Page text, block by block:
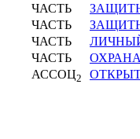
ЧАСТЬ
ЧАСТЬ
ЧАСТЬ
ЧАСТЬ
АССОЦ2